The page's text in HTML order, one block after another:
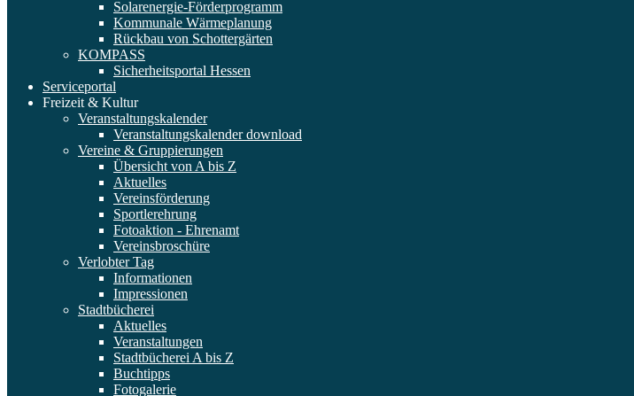
Solarenergie-Förderprogramm
Kommunale Wärmeplanung
Rückbau von Schottergärten
KOMPASS
Sicherheitsportal Hessen
Serviceportal
Freizeit & Kultur
Veranstaltungskalender
Veranstaltungskalender download
Vereine & Gruppierungen
Übersicht von A bis Z
Aktuelles
Vereinsförderung
Sportlerehrung
Fotoaktion - Ehrenamt
Vereinsbroschüre
Verlobter Tag
Informationen
Impressionen
Stadtbücherei
Aktuelles
Veranstaltungen
Stadtbücherei A bis Z
Buchtipps
Fotogalerie